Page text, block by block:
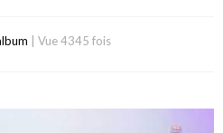
Vue 4345 fois